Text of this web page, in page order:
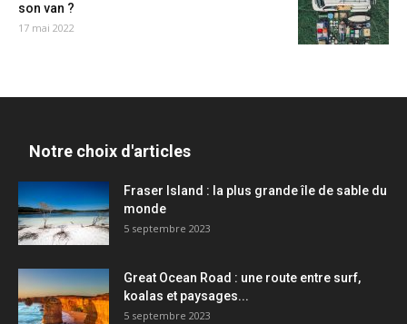
son van ?
17 mai 2022
Notre choix d'articles
Fraser Island : la plus grande île de sable du
monde
5 septembre 2023
Great Ocean Road : une route entre surf,
koalas et paysages...
5 septembre 2023